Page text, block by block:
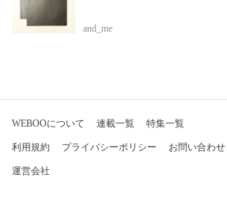
and_me
WEBOOについて 連載一覧 特集一覧
利用規約 プライバシーポリシー お問い合わせ
運営会社